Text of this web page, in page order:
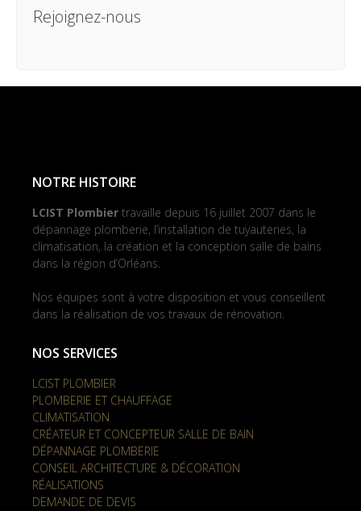
Rejoignez-nous
NOTRE HISTOIRE
LCIST Plombier travaille depuis 16 juillet 2007 dans le
dépannage plomberie, l’installation de tuyauteries, la
climatisation, la création et la conception salle de bains
dans la région d’Orléans.
Nos équipes sont à votre disposition et vous conseillent
dans la réalisation de vos travaux de rénovation.
NOS SERVICES
LCIST PLOMBIER
PLOMBERIE ET CHAUFFAGE
CLIMATISATION
CRÉATEUR ET CONCEPTEUR SALLE DE BAIN
DÉPANNAGE PLOMBERIE
CONSEIL ARCHITECTURE & DÉCORATION
RÉALISATIONS
DEMANDE DE DEVIS